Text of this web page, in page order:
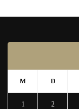
M D
1 2